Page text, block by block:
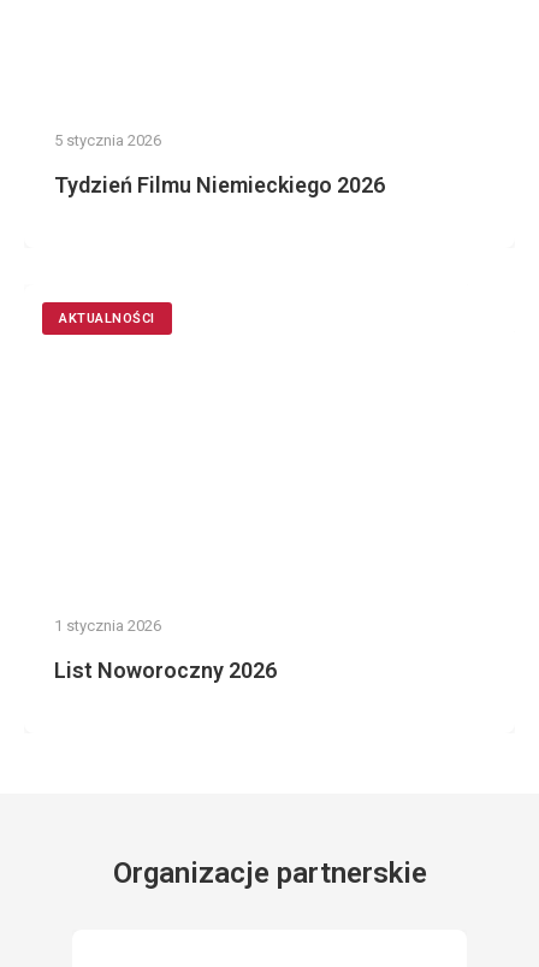
5 stycznia 2026
Tydzień Filmu Niemieckiego 2026
AKTUALNOŚCI
1 stycznia 2026
List Noworoczny 2026
Organizacje partnerskie